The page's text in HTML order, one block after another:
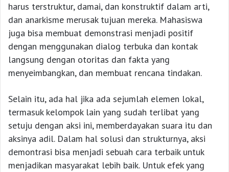
harus terstruktur, damai, dan konstruktif dalam arti,
dan anarkisme merusak tujuan mereka. Mahasiswa
juga bisa membuat demonstrasi menjadi positif
dengan menggunakan dialog terbuka dan kontak
langsung dengan otoritas dan fakta yang
menyeimbangkan, dan membuat rencana tindakan.
Selain itu, ada hal jika ada sejumlah elemen lokal,
termasuk kelompok lain yang sudah terlibat yang
setuju dengan aksi ini, memberdayakan suara itu dan
aksinya adil. Dalam hal solusi dan strukturnya, aksi
demontrasi bisa menjadi sebuah cara terbaik untuk
menjadikan masyarakat lebih baik. Untuk efek yang